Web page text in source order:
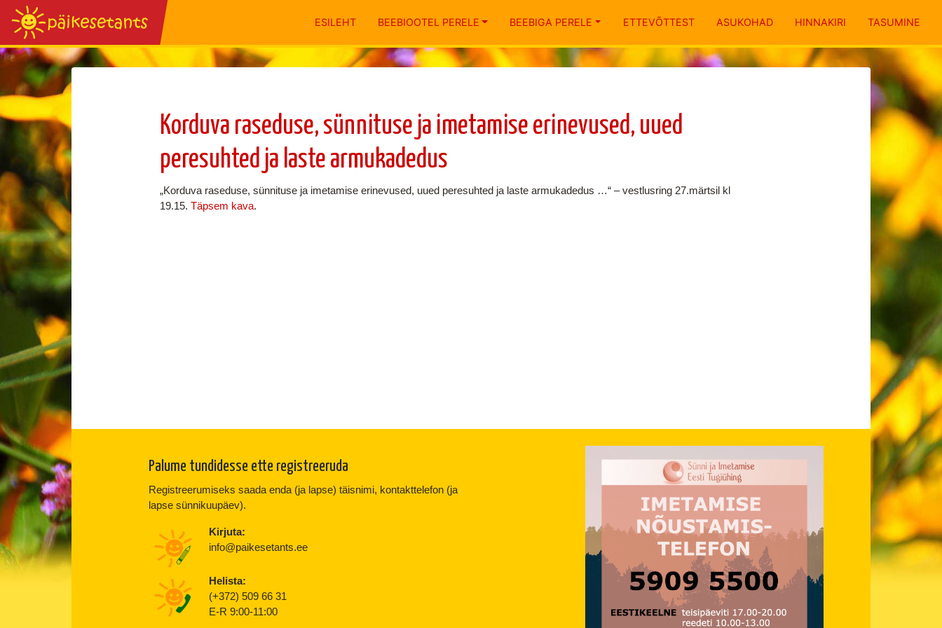
ESILEHT BEEBIOOTEL PERELE BEEBIGA PERELE ETTEVÕTTEST ASUKOHAD HINNAKIRI TASUMINE
Korduva raseduse, sünnituse ja imetamise erinevused, uued
peresuhted ja laste armukadedus
„Korduva raseduse, sünnituse ja imetamise erinevused, uued peresuhted ja laste armukadedus …“ – vestlusring 27.märtsil kl
19.15. Täpsem kava.
Palume tundidesse ette registreeruda
Registreerumiseks saada enda (ja lapse) täisnimi, kontakttelefon (ja
lapse sünnikuupäev).
Kirjuta:
info@paikesetants.ee
Helista:
(+372) 509 66 31
E-R 9:00-11:00